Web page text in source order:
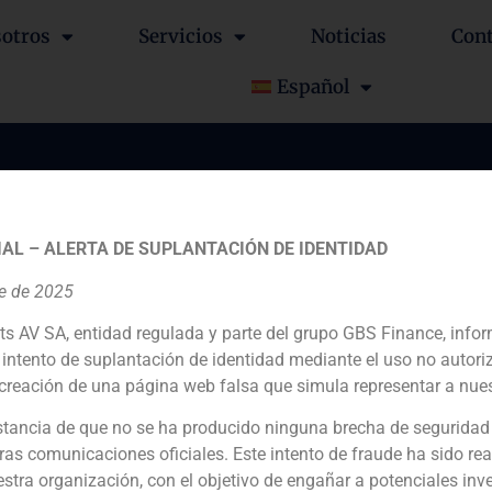
Servicios Noticias
Español
ampliación de
Financial advisor
– ALERTA DE SUPLANTACIÓN DE IDENTIDAD
de 2025
AV SA, entidad regulada y parte del grupo GBS Finance,
de suplantación de identidad mediante el uso no
de una página web falsa que simula representar a
de que no se ha producido ninguna brecha de
comunicaciones oficiales. Este intento de fraude ha sido
organización, con el objetivo de engañar a potenciales